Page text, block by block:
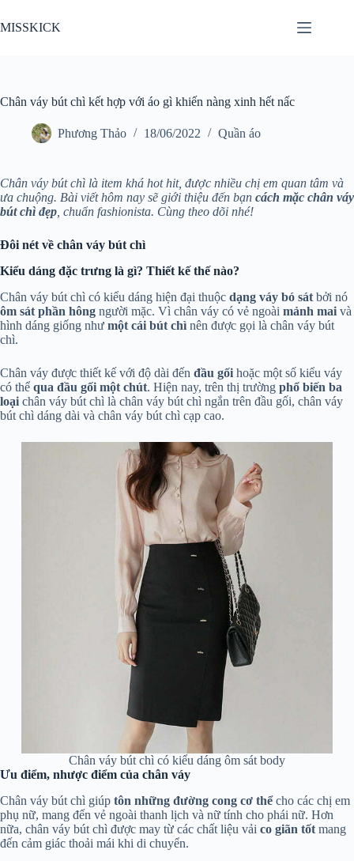
đến
phần
MISSKICK
Chân váy bút chì kết hợp với áo gì khiến nàng xinh hết nấc
Phương Thảo 18/06/2022 Quần áo
Chân váy bút chì là item khá hot hit, được nhiều chị em quan tâm và
ưa chuộng. Bài viết hôm nay sẽ giới thiệu đến bạn cách mặc chân váy
bút chì đẹp , chuẩn fashionista. Cùng theo dõi nhé!
Đôi nét về chân váy bút chì
Kiểu dáng đặc trưng là gì? Thiết kế thế nào?
Chân váy bút chì có kiểu dáng hiện đại thuộc dạng váy bó sát bởi nó
ôm sát phần hông người mặc. Vì chân váy có vẻ ngoài mảnh mai và
hình dáng giống như một cái bút chì nên được gọi là chân váy bút
chì.
Chân váy được thiết kế với độ dài đến đầu gối hoặc một số kiểu váy
có thể qua đầu gối một chút. Hiện nay, trên thị trường phổ biến ba
loại chân váy bút chì là chân váy bút chì ngắn trên đầu gối, chân váy
bút chì dáng dài và chân váy bút chì cạp cao.
Chân váy bút chì có kiểu dáng ôm sát body
Ưu điểm, nhược điểm của chân váy
Chân váy bút chì giúp tôn những đường cong cơ thểcho các chị em
phụ nữ, mang đến vẻ ngoài thanh lịch và nữ tính cho phái nữ. Hơn
nữa, chân váy bút chì được may từ các chất liệu vải co giãn tốt mang
đến cảm giác thoải mái khi di chuyển.